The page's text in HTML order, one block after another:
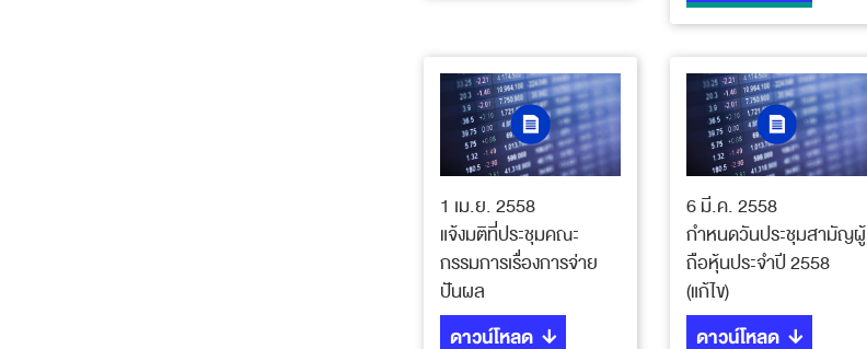
1 เม.ย. 2558
แจ้งมติที่ประชุมคณะ
กรรมการเรื่องการจ่าย
ปันผล
ดาวน์โหลด
6 มี.ค. 2558
กำหนดวันประชุมสามัญผู้
ถือหุ้นประจำปี 2558
(แก้ไข)
ดาวน์โหลด